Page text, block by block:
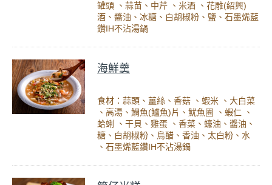
罐頭 、蒜苗、中芹 、米酒 、花雕(紹興)
酒、醬油、冰糖、白胡椒粉、鹽、石墨烯藍
鑽IH不沾湯鍋
海鮮羹
食材：蒜頭、薑絲、香菇 、蝦米 、大白菜
、高湯、鯛魚(鱸魚)片、魷魚圈 、蝦仁 、
蛤蜊 、干貝、雞蛋 、香菜、蠔油、醬油、
糖、白胡椒粉、烏醋、香油、太白粉、水
、石墨烯藍鑽IH不沾湯鍋